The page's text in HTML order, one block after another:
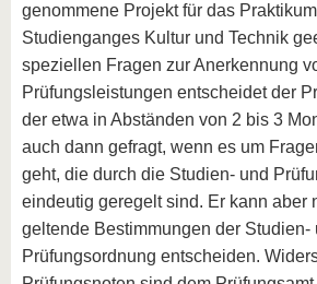
genommene Projekt für das
Studienganges Kultur und Technik
speziellen Fragen zur Anerkennung
Prüfungsleistungen entscheidet der
der etwa in Abständen von 2 bis 3
auch dann gefragt, wenn es um
geht, die durch die Studien- und
eindeutig geregelt sind. Er kann aber
geltende Bestimmungen der Studien-
Prüfungsordnung entscheiden.